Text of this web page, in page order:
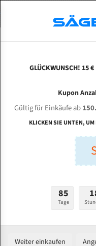
TRENNJAEGER
Metall
ABOUTS
ENGLISH
Bi-Metall Meterware
Fleischerei Bandsägeblätter
Bandmesser Glatt Meterware
Konvex Meterware
GLÜCKWUNSCH! 15
Kupon
Gültig für Einkäufe ab
KLICKEN SIE UNTEN,
85
Tage
Weiter einkaufen